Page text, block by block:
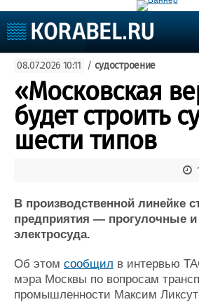
Судоходство
Судоремонт
События
Пресс-релизы
Порты
Рыболовство
Судостроение
Пульс
Новости
Компании
Репутация
Работа
Торговая
Доска
Изделия
Материалы
08.07.2026 10:11 / судостроение
«Московская
будет строить
шести типов
В производственной линейке
предприятия — прогулочные
электросуда.
Об этом сообщил в интервью
мэра Москвы по вопросам
промышленности Максим